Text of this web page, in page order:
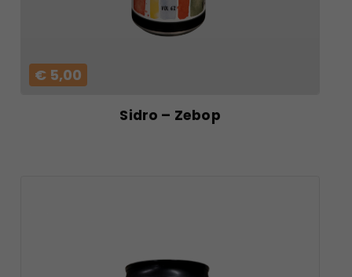
€ 5,00
Sidro – Zebop